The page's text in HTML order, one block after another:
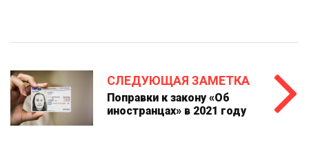
СЛЕДУЮЩАЯ ЗАМЕТКА
Поправки к закону «Об
иностранцах» в 2021 году